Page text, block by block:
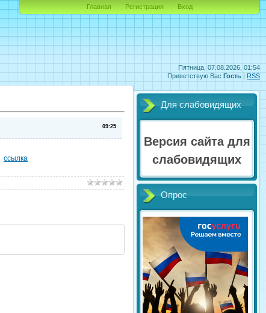
Пятница, 07.08.2026, 01:54
Приветствую Вас Гость | RSS
Главная Регистрация Вход
09:25
ссылка
Для слабовидящих
Версия сайта для
слабовидящих
Опрос